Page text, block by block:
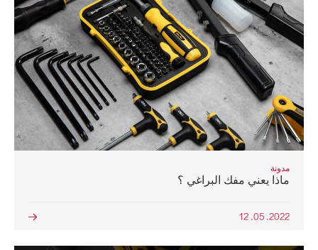
مدونة
ماذا يعني مفك البراغي ؟
2022. 05. 12
